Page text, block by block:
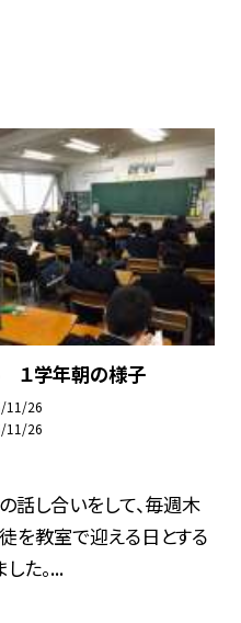
１学年朝の様子
11/26
11/26
話し合いをして、毎週木
を教室で迎える日とする
た。...